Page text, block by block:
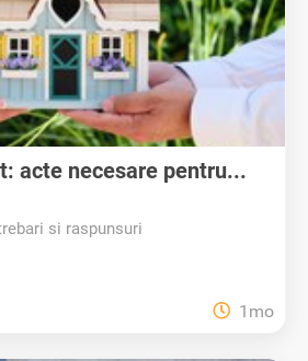
acte necesare pentru...
si raspunsuri
1mo